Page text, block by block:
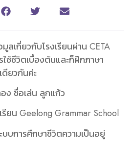
เกี่ยวกับโรงเรียนผ่าน CETA
ช้ชีวิตเบื้องต้นและก็ฝึกภาษา
ดียวกันค่ะ
ง ชื่อเล่น ลูกแก้ว
รียน Geelong Grammar School
บบการศึกษาชีวิตความเป็นอยู่